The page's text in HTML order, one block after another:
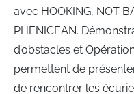
avec HOOKING, NOT
PHENICEAN.
d’obstacles et
permettent de
de rencontrer les